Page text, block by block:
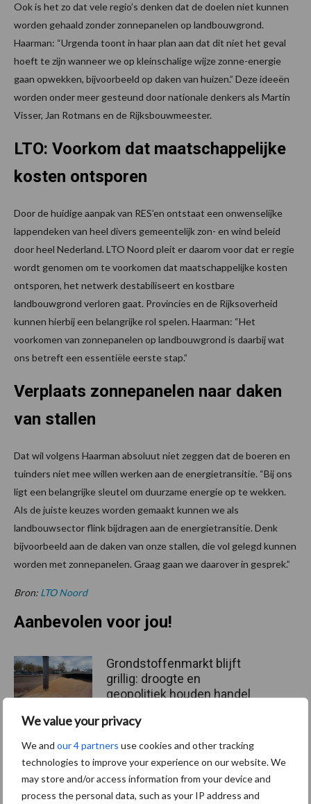
We value your privacy
We and our 4 partners use cookies and other tracking
technologies to improve your experience on our website. We
may store and/or access information from your device and
process the personal data, such as your IP address and
Ook is het zo dat vele regio’s denken dat de doelen niet kunnen
worden gehaald zonder zonnepanelen op landbouwgrond.
Haarman: “Urgenda toont in haar plan aan dat dit niet het geval
hoeft te zijn wanneer we op kleinschalige wijze zonne-energie
gaan opwekken, bijvoorbeeld op daken van huizen.” Deze ideeën
worden onder meer gesteund door nationale denkers als Martin
Visser, Jan Rotmans en de Rijksbouwmeester.
LTO: Voorkom dat maatschappelijke
kosten ontsporen
Door de huidige aanpak van RES’en ontstaat een onwenselijke
lappendeken van heel divers gemeentelijk zon- en wind beleid
door heel Nederland. LTO Noord pleit er daarom voor dat er regie
wordt genomen om te voorkomen dat maatschappelijke kosten
ontsporen, het netwerk destabiliseert en kostbare
landbouwgrond verloren gaat. Provincies en de Rijksoverheid
kunnen hierbij een belangrijke rol spelen. Haarman: “Het
voorkomen van zonnepanelen op landbouwgrond is daarbij wat
ons betreft een essentiële eerste stap.”
Verplaats zonnepanelen naar daken
van stallen
Dat wil volgens Haarman absoluut niet zeggen dat de boeren en
tuinders niet mee willen werken aan de energietransitie. “Bij ons
ligt een belangrijke sleutel om duurzame energie op te wekken.
Als de juiste keuzes worden gemaakt kunnen we als
landbouwsector flink bijdragen aan de energietransitie. Denk
bijvoorbeeld aan de daken van onze stallen, die vol gelegd kunnen
worden met zonnepanelen. Graag gaan we daarover in gesprek.”
Bron: LTO Noord
Aanbevolen voor jou!
Grondstoffenmarkt blijft
grillig: droogte en
geopolitiek houden handel
De speenhuid: een vaak
onderschatte risicofactor
voor mastitis